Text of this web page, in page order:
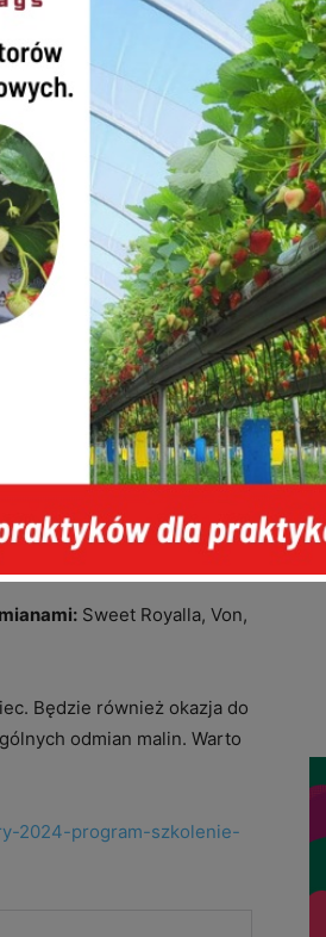
koło Opola
dużo.
Enrosadira i Majestic
roku : Glen Mor, Glen
Enrosadira, Easy
Husaria, Baron (R1849002),
plug plants:Enrosadira,
Sweet Royalla, Von,
Będzie również okazja do
odmian malin. Warto
2024-program-szkolenie-